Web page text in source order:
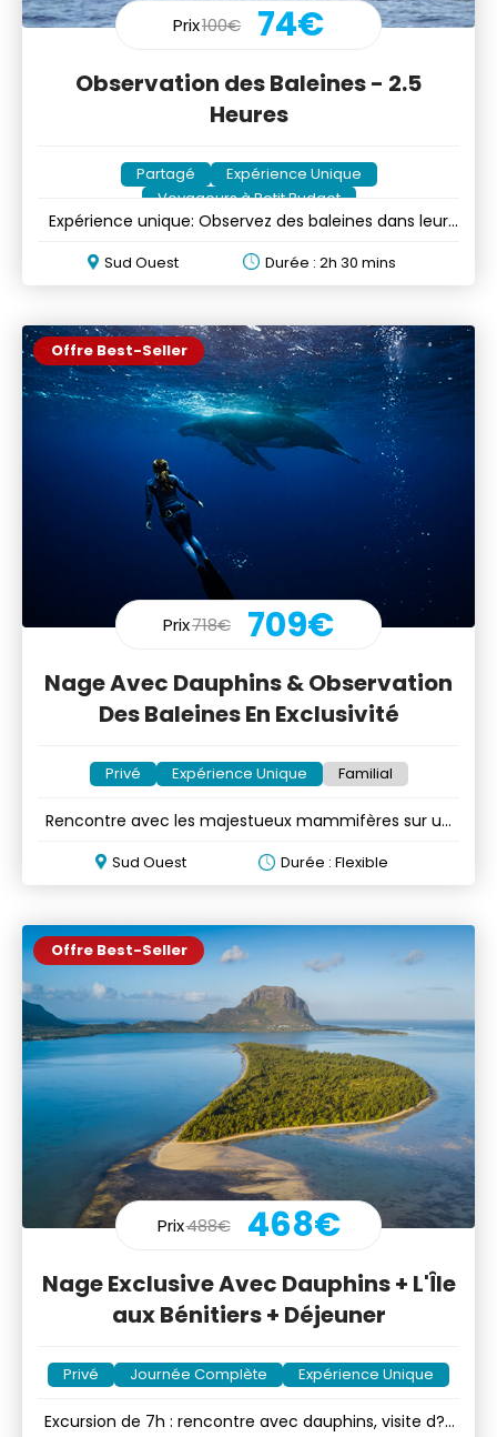
Prix100€ 74€
Observation des Baleines - 2.5
Heures
Partagé
Expérience Unique
Voyageurs à Petit Budget
Expérience unique: Observez des baleines dans leur
Sud Ouest Durée : 2h 30 mins
Offre Best-Seller
Prix718€ 709€
Nage Avec Dauphins & Observation
Des Baleines En Exclusivité
Privé Expérience Unique Familial
Rencontre avec les majestueux mammifères sur un
Sud Ouest Durée : Flexible
Offre Best-Seller
Prix488€ 468€
Nage Exclusive Avec Dauphins + L'Île
aux Bénitiers + Déjeuner
Privé Journée Complète Expérience Unique
Excursion de 7h : rencontre avec dauphins, visite d??